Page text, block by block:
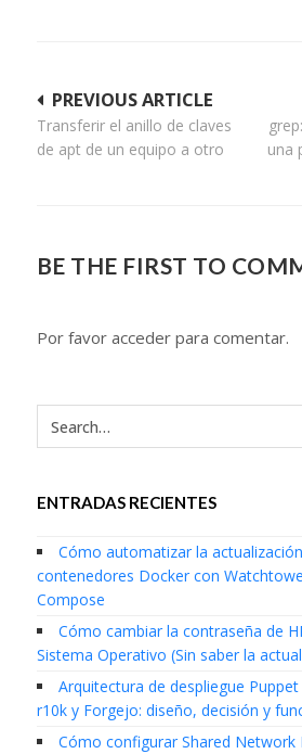
Navegación
de
una
PREVIOUS ARTICLE
Transferir el anillo de claves
de apt de un equipo a otro
BE THE FIRST TO
Por favor acceder para comentar.
ENTRADAS RECIENTES
Cómo automatizar la
contenedores Docker con
Compose
Cómo cambiar la contraseña de
Sistema Operativo (Sin saber la
Arquitectura de despliegue
r10k y Forgejo: diseño, decisión y
Cómo configurar Shared Network